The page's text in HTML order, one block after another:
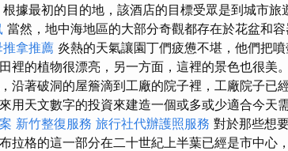
根據最初的目的地，該酒店的目標受眾是到城市
當然，地中海地區的大部分奇觀都存在於花盆和
推拿推薦 炎熱的天氣讓園丁們疲憊不堪，他們把
裡的植物很漂亮，另一方面，這裡的景色也很美。
沿著破洞的屋簷滴到工廠的院子裡，工廠院子已
用天文數字的投資來建造一個或多或少適合今天
新竹整復服務 旅行社代辦護照服務 對於那些想
拉格的這一部分在二十世紀上半葉已經是市中心